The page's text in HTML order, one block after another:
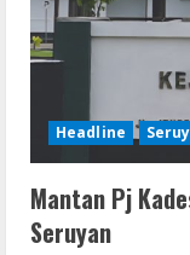
Headline
Mantan Pj
Seruyan